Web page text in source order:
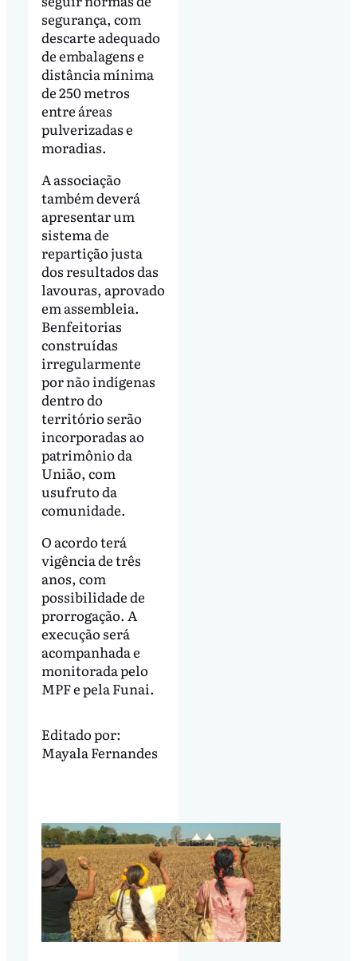
segurança, com
descarte adequado
de embalagens e
distância mínima
de 250 metros
entre áreas
pulverizadas e
moradias.
A associação
também deverá
apresentar um
sistema de
repartição justa
dos resultados das
lavouras, aprovado
em assembleia.
Benfeitorias
construídas
irregularmente
por não indígenas
dentro do
território serão
incorporadas ao
patrimônio da
União, com
usufruto da
comunidade.
O acordo terá
vigência de três
anos, com
possibilidade de
prorrogação. A
execução será
acompanhada e
monitorada pelo
MPF e pela Funai.
Editado por:
Mayala Fernandes